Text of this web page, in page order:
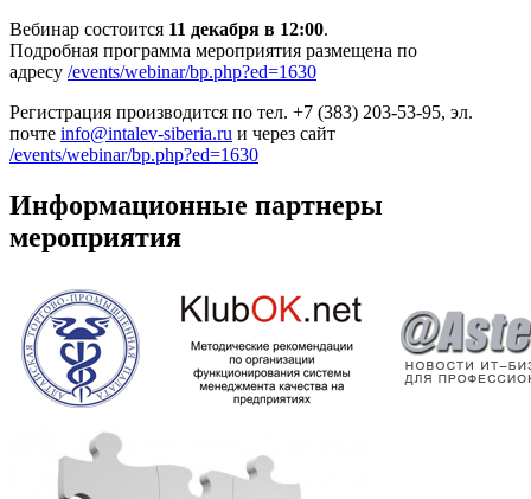
Вебинар состоится 11 декабря в 12:00.
Подробная программа мероприятия размещена по
адресу /events/webinar/bp.php?ed=1630
Регистрация производится по тел. +7 (383) 203-53-95, эл.
почте info@intalev-siberia.ru и через сайт
/events/webinar/bp.php?ed=1630
Информационные партнеры
мероприятия